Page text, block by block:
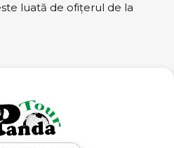
luată de ofițerul de la